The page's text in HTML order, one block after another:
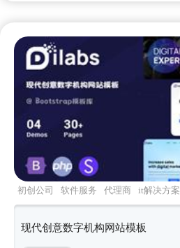
初创公司 软件服务 代理商 it解决方案
现代创意数字机构网站模板